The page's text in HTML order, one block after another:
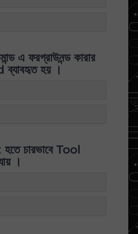
এ ফরগ্রাউনন্ড কারার
ব্যাবহৃত হয় ।
চারভাবে Tool
।